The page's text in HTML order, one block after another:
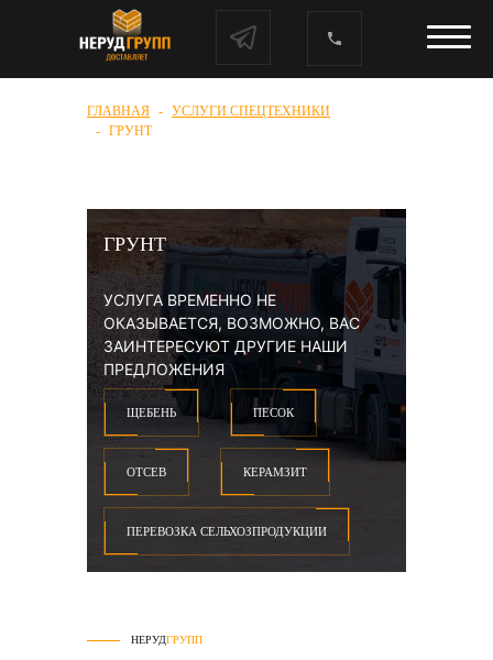
ГЛАВНАЯ
УСЛУГИ СПЕЦТЕХНИКИ
ГРУНТ
ГРУНТ
УСЛУГА ВРЕМЕННО НЕ
ОКАЗЫВАЕТСЯ, ВОЗМОЖНО, ВАС
ЗАИНТЕРЕСУЮТ ДРУГИЕ НАШИ
ПРЕДЛОЖЕНИЯ
ЩЕБЕНЬ ПЕСОК
ОТСЕВ КЕРАМЗИТ
ПЕРЕВОЗКА СЕЛЬХОЗПРОДУКЦИИ
НЕРУДГРУПП